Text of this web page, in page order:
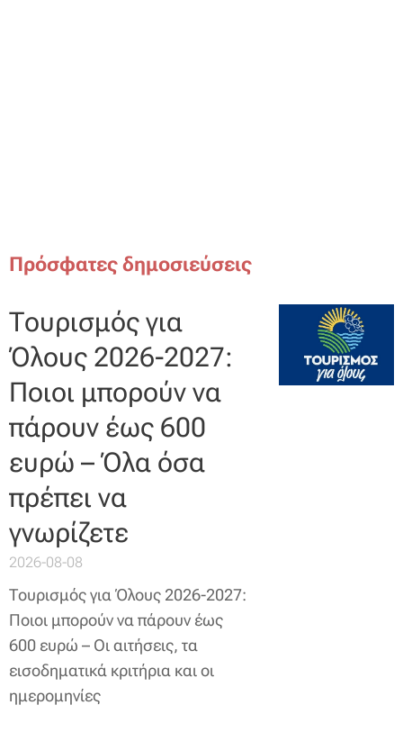
Πρόσφατες δημοσιεύσεις
Τουρισμός για
Όλους 2026-2027:
Ποιοι μπορούν να
πάρουν έως 600
ευρώ – Όλα όσα
πρέπει να
γνωρίζετε
2026-08-08
Τουρισμός για Όλους 2026-2027:
Ποιοι μπορούν να πάρουν έως
600 ευρώ – Οι αιτήσεις, τα
εισοδηματικά κριτήρια και οι
ημερομηνίες